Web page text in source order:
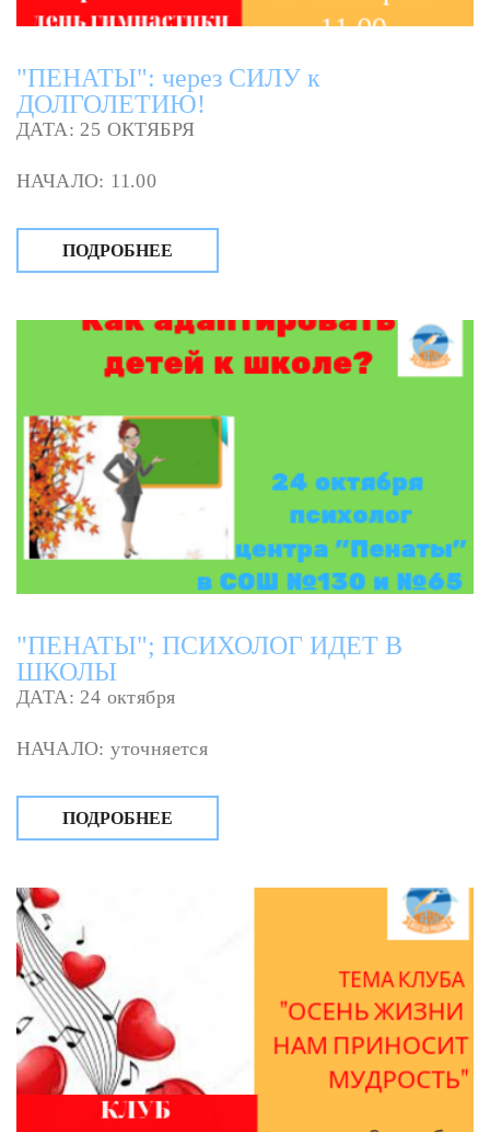
"ПЕНАТЫ": через СИЛУ к
ДОЛГОЛЕТИЮ!
ДАТА: 25 ОКТЯБРЯ
НАЧАЛО: 11.00
ПОДРОБНЕЕ
"ПЕНАТЫ"; ПСИХОЛОГ ИДЕТ В
ШКОЛЫ
ДАТА: 24 октября
НАЧАЛО: уточняется
ПОДРОБНЕЕ